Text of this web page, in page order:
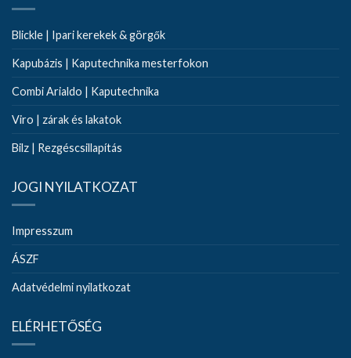
Blickle | Ipari kerekek & görgők
Kapubázis | Kaputechnika mesterfokon
Combi Arialdo | Kaputechnika
Viro | zárak és lakatok
Bilz | Rezgéscsillapítás
JOGI NYILATKOZAT
Impresszum
ÁSZF
Adatvédelmi nyilatkozat
ELÉRHETŐSÉG